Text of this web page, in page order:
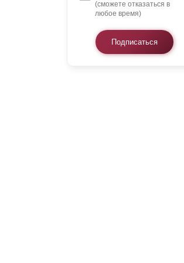
(сможете отказаться в
любое время)
Подписаться